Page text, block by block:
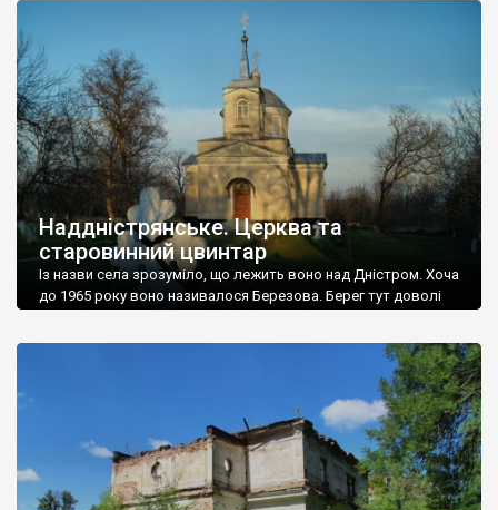
старовинний цвинтар із кам’яними хрестами. Всі епітафії, які
збереглися, написані кирилицею, церковнослов’янською
мовою. За всіма традиційними ознаками – цвинтар
український. Хрести датуються 19 століттям. У 1924-1940
роках Болган […]
Наддністрянське. Церква та
старовинний цвинтар
Із назви села зрозуміло, що лежить воно над Дністром. Хоча
до 1965 року воно називалося Березова. Берег тут доволі
Наддністрянське відрізняється від більшості навколишніх
сіл. У селі є мурована Михайлівська церква. Точної дати […]